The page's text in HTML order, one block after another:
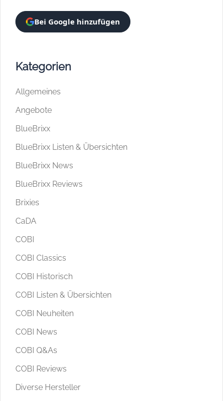
Bei Google hinzufügen
Kategorien
Allgemeines
Angebote
BlueBrixx
BlueBrixx Listen & Übersichten
BlueBrixx News
BlueBrixx Reviews
Brixies
CaDA
COBI
COBI Classics
COBI Historisch
COBI Listen & Übersichten
COBI Neuheiten
COBI News
COBI Q&As
COBI Reviews
Diverse Hersteller